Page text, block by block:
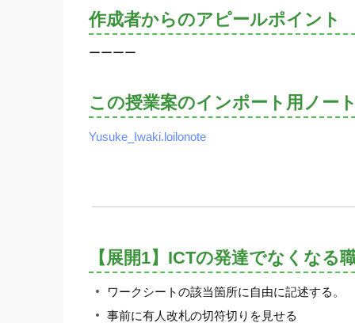
作成者からのアピールポイント
ーーーー
この授業案のインポート用ノー
Yusuke_Iwaki.loilonote
【展開1】ICTの発達でなくなる
ワークシートの該当箇所に自由に記述する。
事前に有人改札の切符切りを見せる